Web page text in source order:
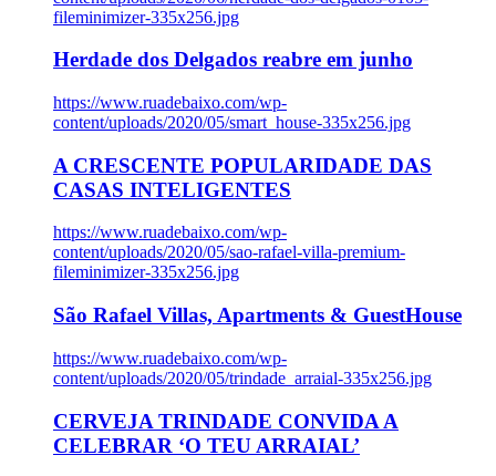
fileminimizer-335x256.jpg
Herdade dos Delgados reabre em junho
https://www.ruadebaixo.com/wp-
content/uploads/2020/05/smart_house-335x256.jpg
A CRESCENTE POPULARIDADE DAS
CASAS INTELIGENTES
https://www.ruadebaixo.com/wp-
content/uploads/2020/05/sao-rafael-villa-premium-
fileminimizer-335x256.jpg
São Rafael Villas, Apartments & GuestHouse
https://www.ruadebaixo.com/wp-
content/uploads/2020/05/trindade_arraial-335x256.jpg
CERVEJA TRINDADE CONVIDA A
CELEBRAR ‘O TEU ARRAIAL’